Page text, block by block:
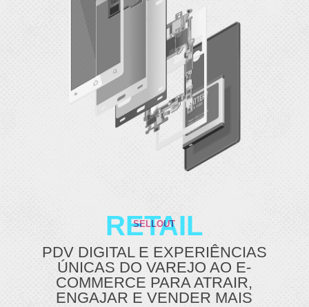
RETAIL
SELLOUT
PDV DIGITAL E EXPERIÊNCIAS
ÚNICAS DO VAREJO AO E-
COMMERCE PARA ATRAIR,
ENGAJAR E VENDER MAIS